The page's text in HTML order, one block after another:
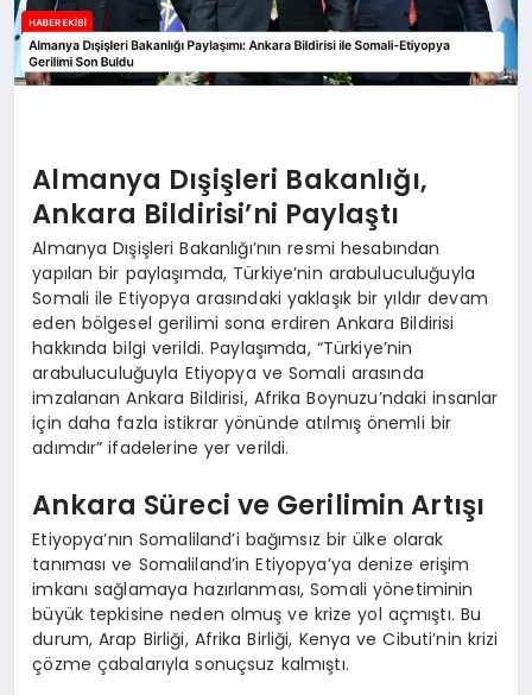
Almanya Dışişleri Bakanlığı,
Ankara Bildirisi’ni Paylaştı
Almanya Dışişleri Bakanlığı’nın resmi hesabından
yapılan bir paylaşımda, Türkiye’nin arabuluculuğuyla
Somali ile Etiyopya arasındaki yaklaşık bir yıldır devam
eden bölgesel gerilimi sona erdiren Ankara Bildirisi
hakkında bilgi verildi. Paylaşımda, “Türkiye’nin
arabuluculuğuyla Etiyopya ve Somali arasında
imzalanan Ankara Bildirisi, Afrika Boynuzu’ndaki insanlar
için daha fazla istikrar yönünde atılmış önemli bir
adımdır” ifadelerine yer verildi.
Ankara Süreci ve Gerilimin Artışı
Etiyopya’nın Somaliland’i bağımsız bir ülke olarak
tanıması ve Somaliland’in Etiyopya’ya denize erişim
imkanı sağlamaya hazırlanması, Somali yönetiminin
büyük tepkisine neden olmuş ve krize yol açmıştı. Bu
durum, Arap Birliği, Afrika Birliği, Kenya ve Cibuti’nin krizi
çözme çabalarıyla sonuçsuz kalmıştı.